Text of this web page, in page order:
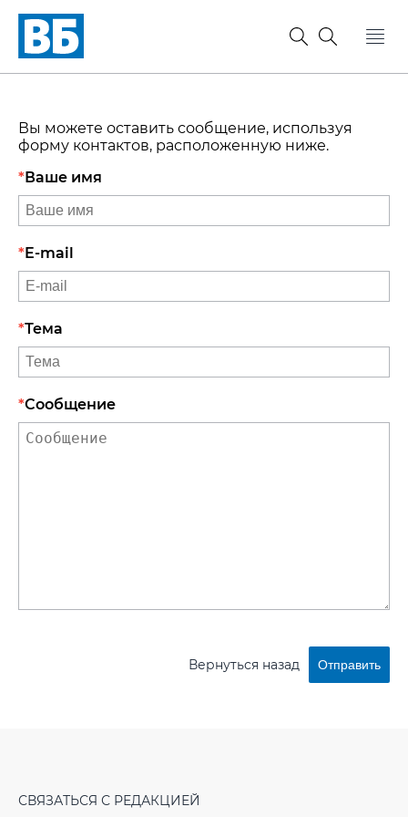
Вы можете оставить сообщение, используя
форму контактов, расположенную ниже.
Ваше имя
E-mail
Тема
Сообщение
Вернуться назад Отправить
СВЯЗАТЬСЯ С РЕДАКЦИЕЙ